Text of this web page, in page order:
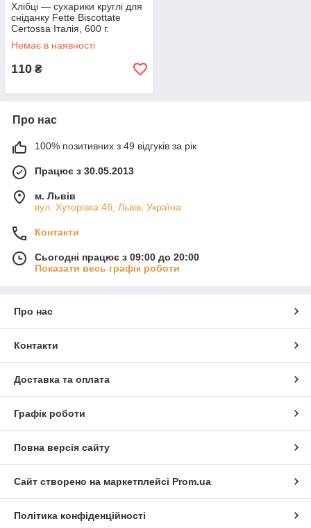
Хлібці — сухарики круглі для
сніданку Fette Biscottate
Certossa Італія, 600 г.
Немає в наявності
110 ₴
Про нас
100% позитивних з 49 відгуків за рік
Працює з 30.05.2013
м. Львів
вул. Хуторівка 4б, Львів, Україна
Контакти
Сьогодні працює з 09:00 до 20:00
Показати весь графік роботи
Про нас
Контакти
Доставка та оплата
Графік роботи
Повна версія сайту
Сайт створено на маркетплейсі Prom.ua
Політика конфіденційності